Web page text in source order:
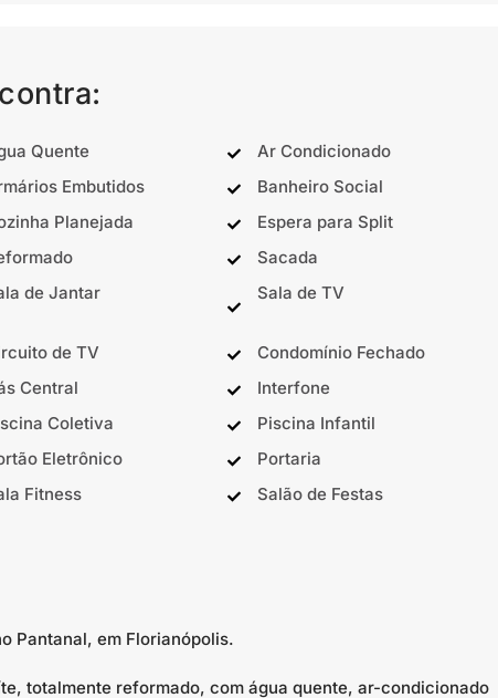
Quente
Ar Condicionado
Embutidos
Banheiro Social
Planejada
Espera para Split
Sacada
de Jantar Sala de TV
de TV
Condomínio Fechado
Central
Interfone
Coletiva
Piscina Infantil
Eletrônico
Portaria
Fitness
Salão de Festas
Pantanal, em Florianópolis.
totalmente reformado, com água quente, ar-condicionado